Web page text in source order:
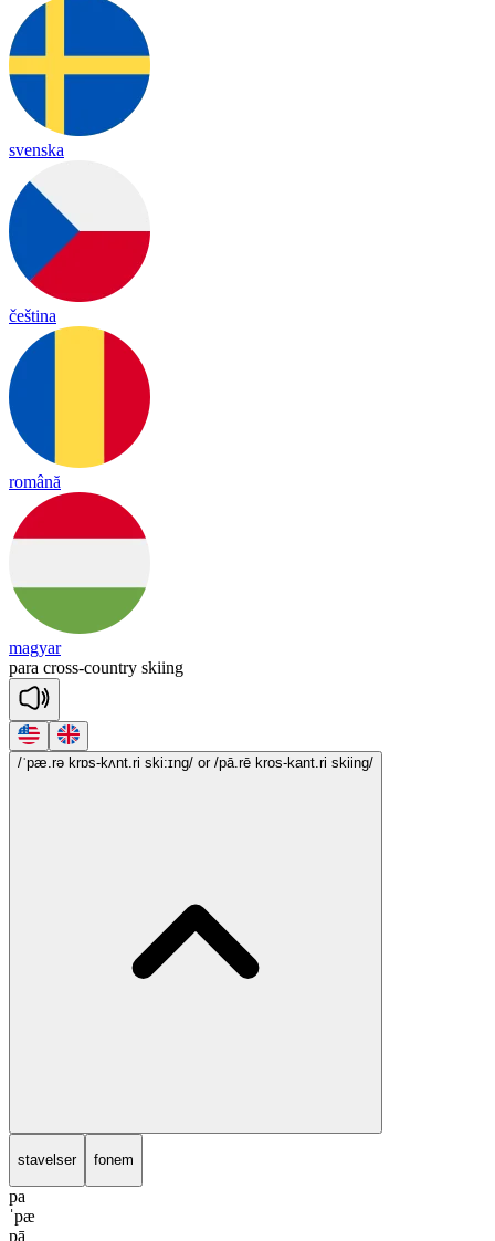
svenska
čeština
română
magyar
para cross-country skiing
/ˈpæ.rə krɒs-kʌnt.ri ski:ɪng/ or /pā.rē kros-kant.ri skiing/
stavelser fonem
pa
ˈpæ
pā